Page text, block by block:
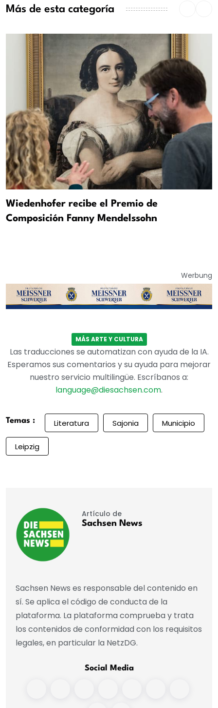
Más de esta categoría
Wiedenhofer recibe el Premio de
Composición Fanny Mendelssohn
Werbung
MÁS ARTE Y CULTURA
Las traducciones se automatizan con ayuda de la IA.
Esperamos sus comentarios y su ayuda para mejorar
nuestro servicio multilingüe. Escríbanos a:
language@diesachsen.com.
Temas : Literatura Sajonia Municipio
Leipzig
Artículo de
Sachsen News
Sachsen News es responsable del contenido en
sí. Se aplica el código de conducta de la
plataforma. La plataforma comprueba y trata
los contenidos de conformidad con los requisitos
legales, en particular la NetzDG.
Social Media